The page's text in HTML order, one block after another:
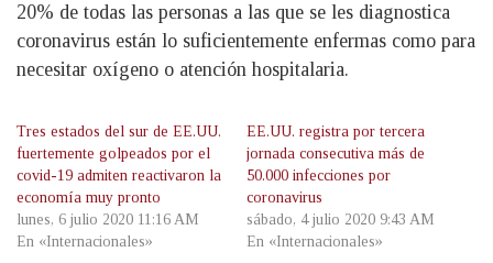
20% de todas las personas a las que se les diagnostica
coronavirus están lo suficientemente enfermas como para
necesitar oxígeno o atención hospitalaria.
Tres estados del sur de EE.UU.
fuertemente golpeados por el
covid-19 admiten reactivaron la
economía muy pronto
lunes, 6 julio 2020 11:16 AM
En «Internacionales»
EE.UU. registra por tercera
jornada consecutiva más de
50.000 infecciones por
coronavirus
sábado, 4 julio 2020 9:43 AM
En «Internacionales»